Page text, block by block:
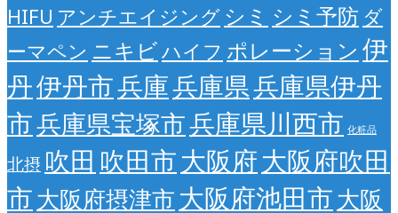
HIFU アンチエイジング シミ シミ予防 ダ
ーマペン ニキビハイフ ポレーション 伊
丹伊丹市兵庫兵庫県兵庫県伊丹
市兵庫県宝塚市兵庫県川西市 化粧品
北摂 吹田 吹田市大阪府大阪府吹田
市大阪府摂津市大阪府池田市大阪